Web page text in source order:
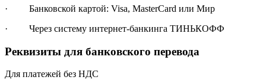
· Банковской картой: Visa, MasterCard или Мир
· Через систему интернет-банкинга ТИНЬКОФФ
Реквизиты для банковского перевода
Для платежей без НДС